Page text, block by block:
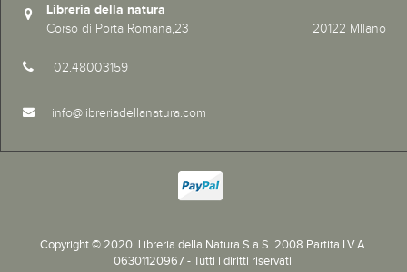
Libreria della natura
Corso di Porta Romana,23 20122 MIlano
02.48003159
info@libreriadellanatura.com
Copyright © 2020. Libreria della Natura S.a.S. 2008 Partita I.V.A.
06301120967 - Tutti i diritti riservati